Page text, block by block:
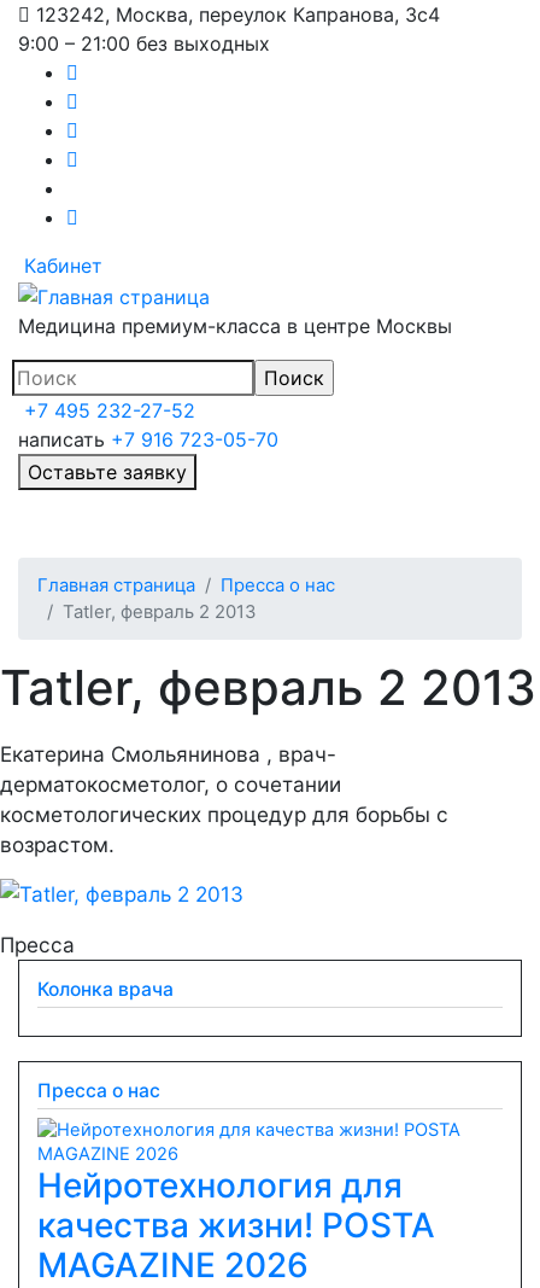
Перейти
123242, Москва, переулок Капранова, 3с4
9:00 – 21:00 без выходных
Кабинет
Медицина премиум-класса в центре Москвы
+7 495 232-27-52
написать +7 916 723-05-70
Оставьте заявку
Главная страница
Пресса о нас
Tatler, февраль 2 2013
Tatler, февраль 2 2013
Екатерина Смольянинова , врач-
дерматокосметолог, о сочетании
косметологических процедур для борьбы с
возрастом.
Пресса
Колонка врача
Пресса о нас
Нейротехнология для
качества жизни! POSTA
MAGAZINE 2026
Previous